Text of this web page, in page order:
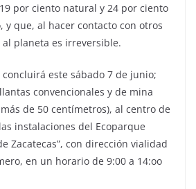
por ciento natural y 24 por ciento
y que, al hacer contacto con otros
planeta es irreversible.
este sábado 7 de junio;
convencionales y de mina
de 50 centímetros), al centro de
instalaciones del Ecoparque
Zacatecas”, con dirección vialidad
en un horario de 9:00 a 14:oo